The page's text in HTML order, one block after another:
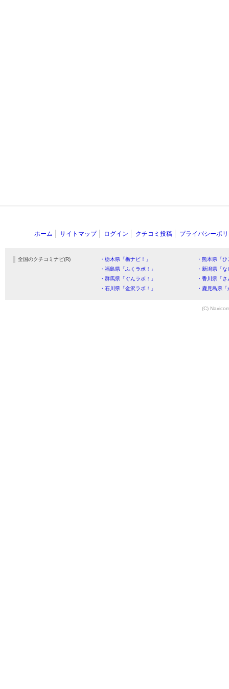
ホーム サイトマップ ログイン クチコミ投稿 プライバシーポ
全国のクチコミナビ(R) ・栃木県「栃ナビ！」
・熊本県「
・福島県「ふくラボ！」
・新潟県「
・群馬県「ぐんラボ！」
・香川県「
・石川県「金沢ラボ！」
・鹿児島県
(C)